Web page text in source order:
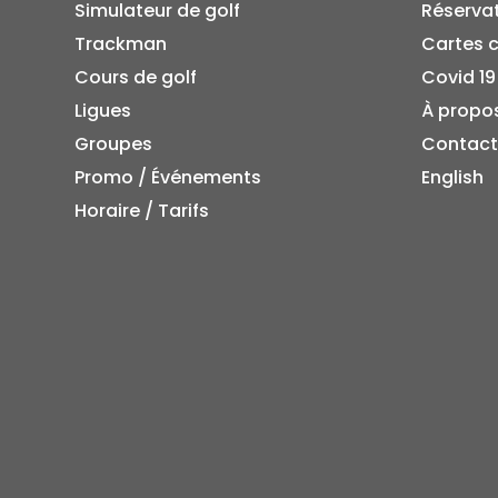
Simulateur de golf
Trackman
Cours de golf
Ligues
Groupes
Promo / Événements
Horaire / Tarifs
Cartes
Covid 19
À
Contact
English